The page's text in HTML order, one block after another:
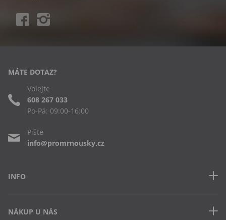
INFO
Často kladené dotazy
NÁKUP U NÁS
MÁTE DOTAZ?
Volejte
608 267 033
Po-Pá: 09:00-16:00
Pište
info@promrnousky.cz